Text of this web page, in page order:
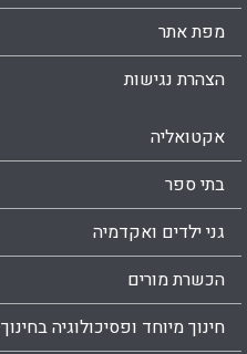
מפת אתר
הצהרת נגישות
אקטואליה
בתי ספר
גני ילדים ואקדמיה
הכשרת מורים
חינוך מיוחד ופסיכולוגיה בחינוך